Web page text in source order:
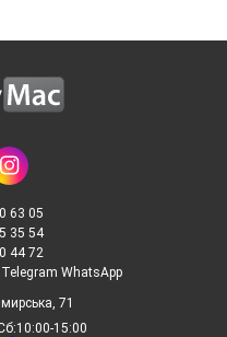
63 05
35 54
44 72
WhatsApp
71
15:00